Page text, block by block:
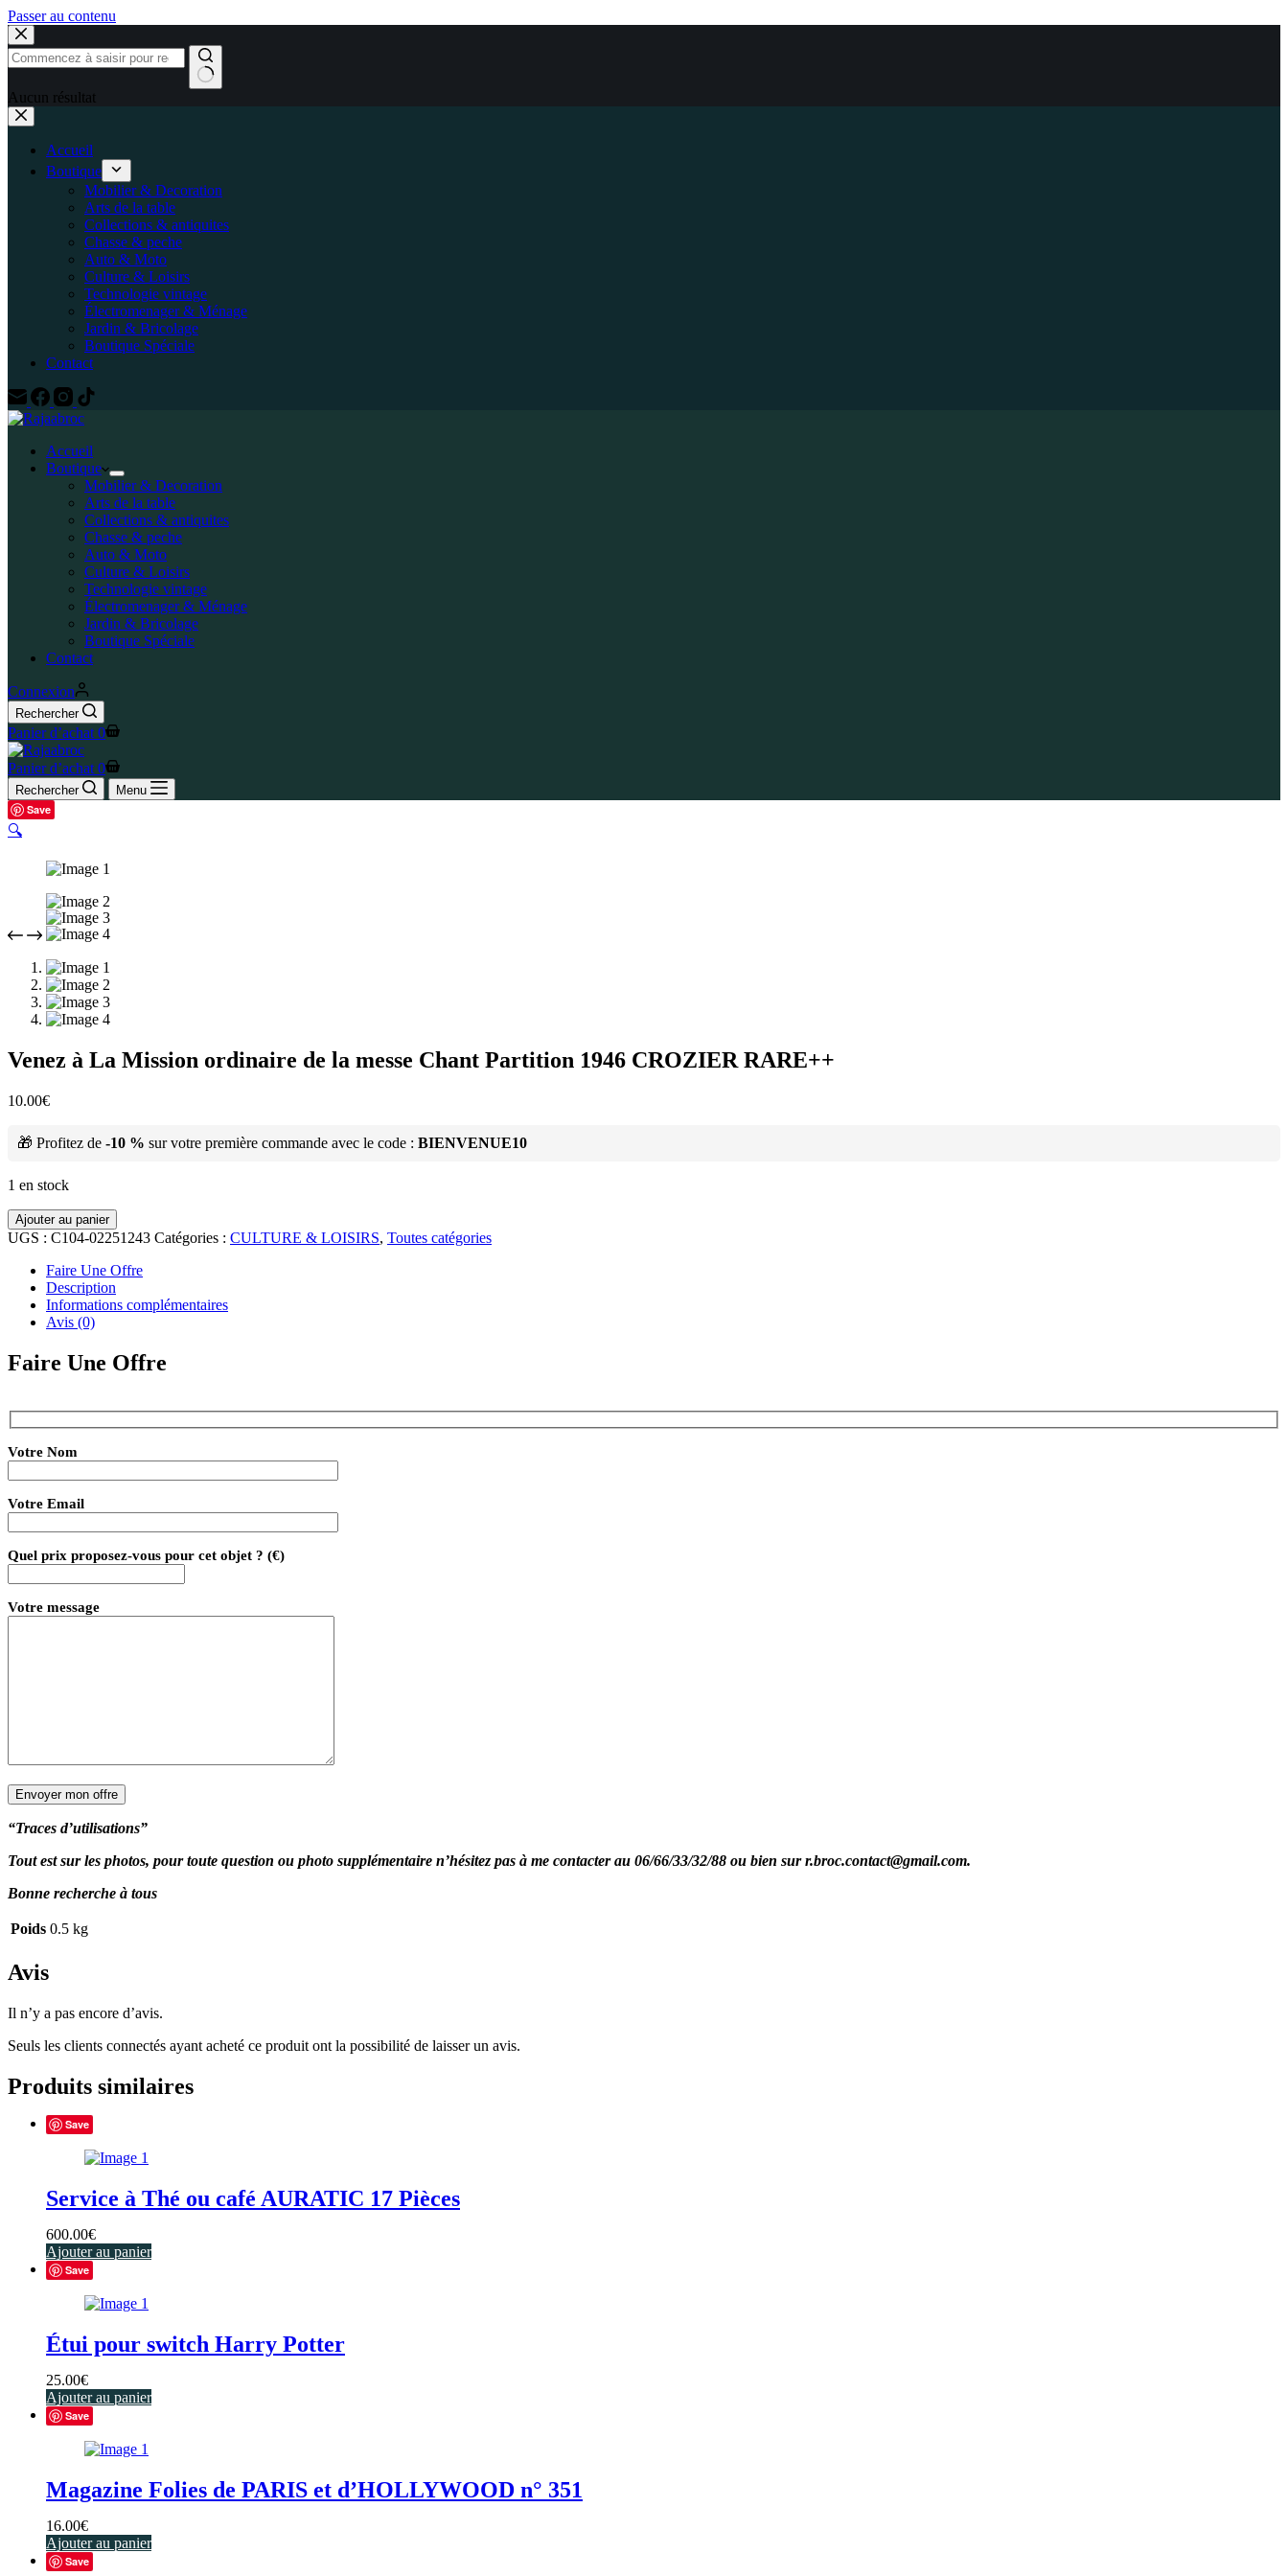
Passer au contenu
Aucun résultat
Accueil
Boutique
Mobilier & Decoration
Arts de la table
Collections & antiquites
Chasse & peche
Auto & Moto
Culture & Loisirs
Technologie vintage
Électromenager & Ménage
Jardin & Bricolage
Boutique Spéciale
Contact
Accueil
Boutique
Mobilier & Decoration
Arts de la table
Collections & antiquites
Chasse & peche
Auto & Moto
Culture & Loisirs
Technologie vintage
Électromenager & Ménage
Jardin & Bricolage
Boutique Spéciale
Contact
Connexion
Rechercher
Panier d’achat 0
Panier d’achat 0
Rechercher
Menu
Save
🔍
Venez à La Mission ordinaire de la messe Chant Partition 1946 CROZIER RARE++
10.00€
🎁 Profitez de -10 % sur votre première commande avec le code : BIENVENUE10
1 en stock
Ajouter au panier
UGS : C104-02251243 Catégories : CULTURE & LOISIRS, Toutes catégories
Faire Une Offre
Description
Informations complémentaires
Avis (0)
Faire Une Offre
Votre Nom
Votre Email
Quel prix proposez-vous pour cet objet ? (€)
Votre message
“Traces d’utilisations”
Tout est sur les photos, pour toute question ou photo supplémentaire n’hésitez pas à me contacter au 06/66/33/32/88 ou bien sur r.broc.contact@gmail.com.
Bonne recherche à tous
Poids 0.5 kg
Avis
Il n’y a pas encore d’avis.
Seuls les clients connectés ayant acheté ce produit ont la possibilité de laisser un avis.
Produits similaires
Save
Service à Thé ou café AURATIC 17 Pièces
600.00€
Ajouter au panier
Save
Étui pour switch Harry Potter
25.00€
Ajouter au panier
Save
Magazine Folies de PARIS et d’HOLLYWOOD n° 351
16.00€
Ajouter au panier
Save